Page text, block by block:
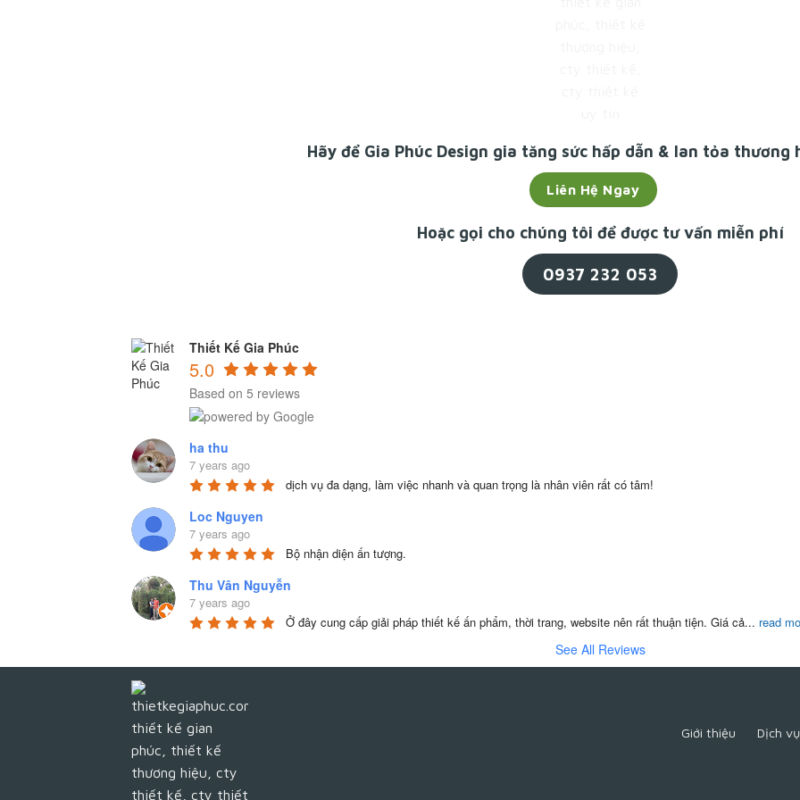
Hãy để Gia Phúc Design gia tăng sức hấp dẫn & lan tỏa thương
Liên Hệ Ngay
Hoặc gọi cho chúng tôi để được tư vấn miễn phí
0937 232 053
Thiết Kế Gia Phúc
5.0
Based on 5 reviews
ha thu
7 years ago
dịch vụ đa dạng, làm việc nhanh và quan trọng là nhân viên rất có tâm!
Loc Nguyen
7 years ago
Bộ nhận diện ấn tượng.
Thu Vân Nguyễn
7 years ago
Ở đây cung cấp giải pháp thiết kế ấn phẩm, thời trang, website nên rất thuận tiện. Giá cả... read
See All Reviews
Giới thiệu Dịch vụ